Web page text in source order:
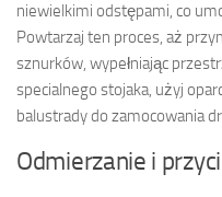
niewielkimi odstępami, co
Powtarzaj ten proces, aż
sznurków, wypełniając
specialnego stojaka, użyj
balustrady do zamocowania
Odmierzanie i